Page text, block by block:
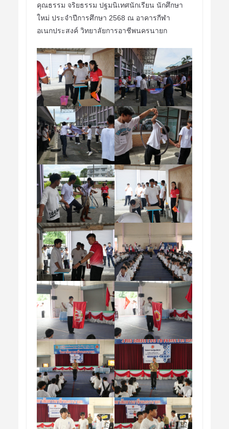
คุณธรรม จริยธรรม ปฐมนิเทศนักเรียน นักศึกษา
ใหม่ ประจำปีการศึกษา 2568 ณ อาคารกีฬา
อเนกประสงค์ วิทยาลัยการอาชีพนครนายก